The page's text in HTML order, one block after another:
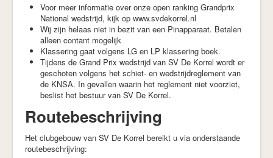
Voor meer informatie over onze open ranking Grandprix
National wedstrijd, kijk op www.svdekorrel.nl
Wij zijn helaas niet in bezit van een Pinapparaat. Betalen
alleen contant mogelijk
Klassering gaat volgens LG en LP klassering boek.
Tijdens de Grand Prix wedstrijd van SV De Korrel wordt er
geschoten volgens het schiet- en wedstrijdreglement van
de KNSA. In gevallen waarin het reglement niet voorziet,
beslist het bestuur van SV De Korrel.
Routebeschrijving
Het clubgebouw van SV De Korrel bereikt u via onderstaande
routebeschrijving: